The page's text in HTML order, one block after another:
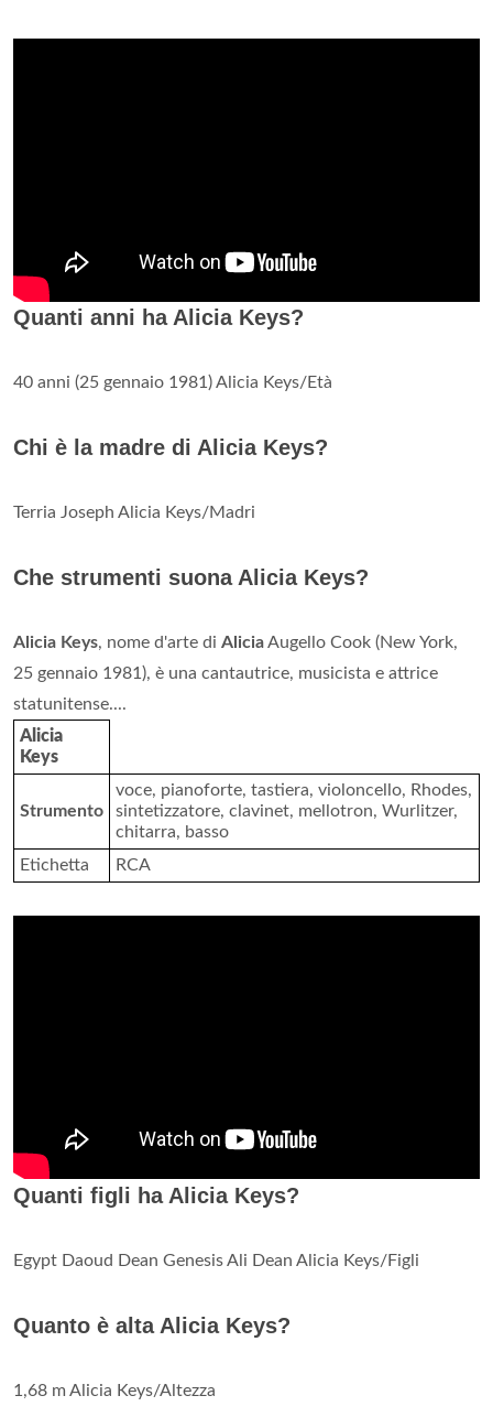
Quanti anni ha Alicia Keys?
40 anni (25 gennaio 1981) Alicia Keys/Età
Chi è la madre di Alicia Keys?
Terria Joseph Alicia Keys/Madri
Che strumenti suona Alicia Keys?
Alicia Keys, nome d'arte di AliciaAugello Cook (New York,
25 gennaio 1981), è una cantautrice, musicista e attrice
statunitense....
Alicia
Keys
Strumento
voce, pianoforte, tastiera, violoncello, Rhodes,
sintetizzatore, clavinet, mellotron, Wurlitzer,
chitarra, basso
Etichetta
RCA
Quanti figli ha Alicia Keys?
Egypt Daoud Dean Genesis Ali Dean Alicia Keys/Figli
Quanto è alta Alicia Keys?
1,68 m Alicia Keys/Altezza